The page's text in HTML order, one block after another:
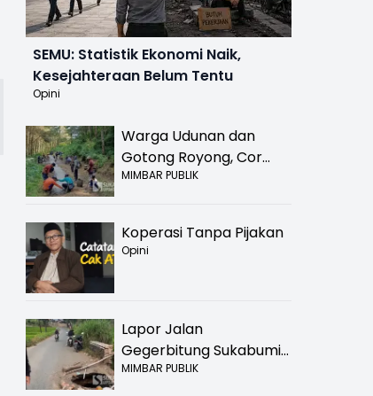
SEMU: Statistik Ekonomi Naik,
Kesejahteraan Belum Tentu
Opini
Warga Udunan dan
Gotong Royong, Cor
Jalan Hancur di
MIMBAR PUBLIK
Koperasi Tanpa Pijakan
Opini
Lapor Jalan
Gegerbitung Sukabumi
Bolong! Bahaya Bagi
MIMBAR PUBLIK